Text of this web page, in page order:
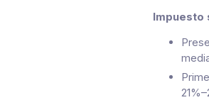
Impuesto